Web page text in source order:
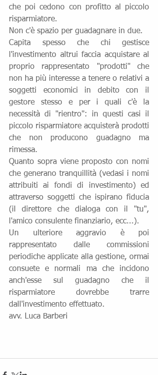
che poi cedono con profitto al piccolo
risparmiatore.
Non c'è spazio per guadagnare in due.
Capita spesso che chi gestisce
l'investimento altrui faccia acquistare al
proprio rappresentato "prodotti" che
non ha più interesse a tenere o relativi a
soggetti economici in debito con il
gestore stesso e per i quali c'è la
necessità di "rientro": in questi casi il
piccolo risparmiatore acquisterà prodotti
che non producono guadagno ma
rimessa.
Quanto sopra viene proposto con nomi
che generano tranquillità (vedasi i nomi
attribuiti ai fondi di investimento) ed
attraverso soggetti che ispirano fiducia
(il direttore che dialoga con il "tu",
l'amico consulente finanziario, ecc...).
Un ulteriore aggravio è poi
rappresentato dalle commissioni
periodiche applicate alla gestione, ormai
consuete e normali ma che incidono
anch'esse sul guadagno che il
risparmiatore dovrebbe trarre
dall'investimento effettuato.
avv. Luca Barberi